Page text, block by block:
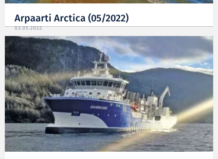
Arpaarti Arctica (05/2022)
03.05.2022